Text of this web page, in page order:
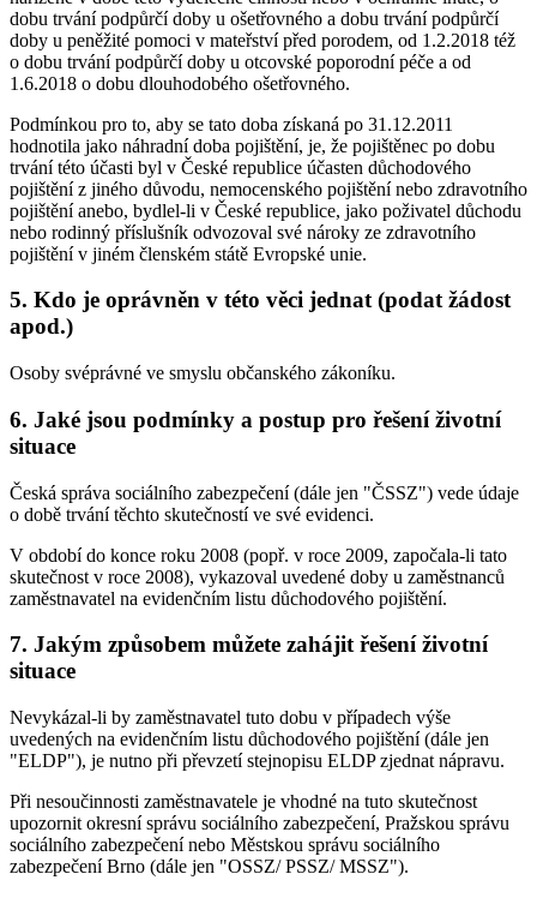
dobu trvání podpůrčí doby u ošetřovného a dobu trvání podpůrčí
doby u peněžité pomoci v mateřství před porodem, od 1.2.2018 též
o dobu trvání podpůrčí doby u otcovské poporodní péče a od
1.6.2018 o dobu dlouhodobého ošetřovného.
Podmínkou pro to, aby se tato doba získaná po 31.12.2011
hodnotila jako náhradní doba pojištění, je, že pojištěnec po dobu
trvání této účasti byl v České republice účasten důchodového
pojištění z jiného důvodu, nemocenského pojištění nebo zdravotního
pojištění anebo, bydlel-li v České republice, jako poživatel důchodu
nebo rodinný příslušník odvozoval své nároky ze zdravotního
pojištění v jiném členském státě Evropské unie.
5. Kdo je oprávněn v této věci jednat (podat žádost
apod.)
Osoby svéprávné ve smyslu občanského zákoníku.
6. Jaké jsou podmínky a postup pro řešení životní
situace
Česká správa sociálního zabezpečení (dále jen "ČSSZ") vede údaje
o době trvání těchto skutečností ve své evidenci.
V období do konce roku 2008 (popř. v roce 2009, započala-li tato
skutečnost v roce 2008), vykazoval uvedené doby u zaměstnanců
zaměstnavatel na evidenčním listu důchodového pojištění.
7. Jakým způsobem můžete zahájit řešení životní
situace
Nevykázal-li by zaměstnavatel tuto dobu v případech výše
uvedených na evidenčním listu důchodového pojištění (dále jen
"ELDP"), je nutno při převzetí stejnopisu ELDP zjednat nápravu.
Při nesoučinnosti zaměstnavatele je vhodné na tuto skutečnost
upozornit okresní správu sociálního zabezpečení, Pražskou správu
sociálního zabezpečení nebo Městskou správu sociálního
zabezpečení Brno (dále jen "OSSZ/ PSSZ/ MSSZ").